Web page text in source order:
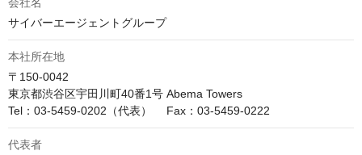
会社名
サイバーエージェントグループ
本社所在地
〒150-0042
東京都渋谷区宇田川町40番1号 Abema Towers
Tel：03-5459-0202（代表）　 Fax：03-5459-0222
代表者